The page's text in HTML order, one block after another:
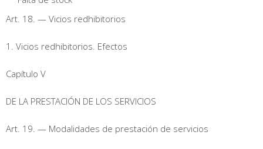
Art. 18. — Vicios redhibitorios
1. Vicios redhibitorios. Efectos
Capítulo V
DE LA PRESTACIÓN DE LOS SERVICIOS
Art. 19. — Modalidades de prestación de servicios